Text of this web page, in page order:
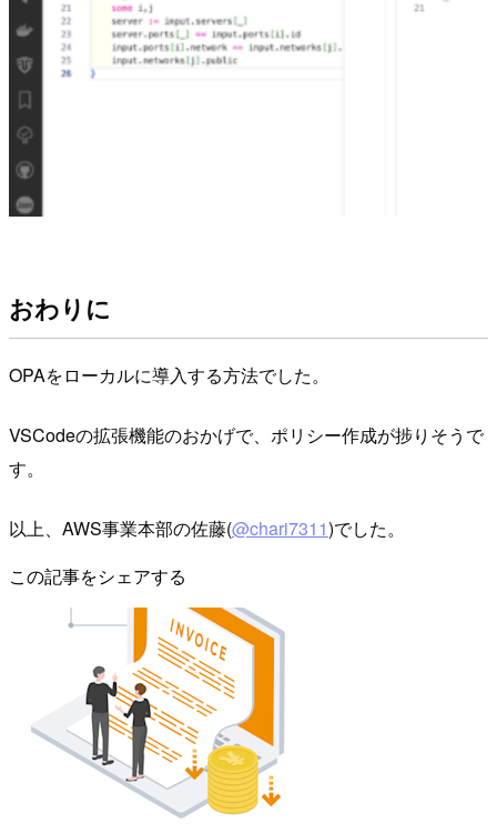
おわりに
OPAをローカルに導入する方法でした。
VSCodeの拡張機能のおかげで、ポリシー作成が捗りそうで
す。
以上、AWS事業本部の佐藤(@chari7311)でした。
この記事をシェアする